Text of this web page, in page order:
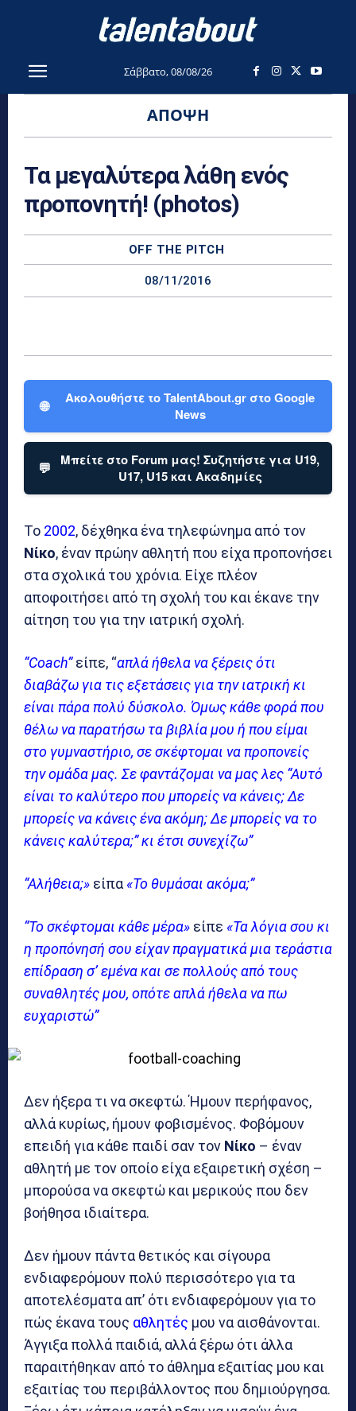
Σάββατο, 08/08/26
ΆΠΟΨΗ
Τα μεγαλύτερα λάθη ενός
προπονητή! (photos)
OFF THE PITCH
08/11/2016
🌐
Ακολουθήστε το TalentAbout.gr στο Google
News
💬
Μπείτε στο Forum μας! Συζητήστε για U19,
U17, U15 και Ακαδημίες
Το 2002, δέχθηκα ένα τηλεφώνημα από τον
Νίκο, έναν πρώην αθλητή που είχα προπονήσει
στα σχολικά του χρόνια. Είχε πλέον
αποφοιτήσει από τη σχολή του και έκανε την
αίτηση του για την ιατρική σχολή.
“Coach”είπε, “απλά ήθελα να ξέρεις ότι
διαβάζω για τις εξετάσεις για την ιατρική κι
είναι πάρα πολύ δύσκολο. Όμως κάθε φορά που
θέλω να παρατήσω τα βιβλία μου ή που είμαι
στο γυμναστήριο, σε σκέφτομαι να προπονείς
την ομάδα μας. Σε φαντάζομαι να μας λες “Αυτό
είναι το καλύτερο που μπορείς να κάνεις; Δε
μπορείς να κάνεις ένα ακόμη; Δε μπορείς να το
κάνεις καλύτερα;” κι έτσι συνεχίζω”
“Αλήθεια;» είπα«Το θυμάσαι ακόμα;”
“Το σκέφτομαι κάθε μέρα» είπε «Τα λόγια σου κι
η προπόνησή σου είχαν πραγματικά μια τεράστια
επίδραση σ’ εμένα και σε πολλούς από τους
συναθλητές μου, οπότε απλά ήθελα να πω
ευχαριστώ”
Δεν ήξερα τι να σκεφτώ. Ήμουν περήφανος,
αλλά κυρίως, ήμουν φοβισμένος. Φοβόμουν
επειδή για κάθε παιδί σαν τον Νίκο – έναν
αθλητή με τον οποίο είχα εξαιρετική σχέση –
μπορούσα να σκεφτώ και μερικούς που δεν
βοήθησα ιδιαίτερα.
Δεν ήμουν πάντα θετικός και σίγουρα
ενδιαφερόμουν πολύ περισσότερο για τα
αποτελέσματα απ’ ότι ενδιαφερόμουν για το
πώς έκανα τους αθλητές μου να αισθάνονται.
Άγγιξα πολλά παιδιά, αλλά ξέρω ότι άλλα
παραιτήθηκαν από το άθλημα εξαιτίας μου και
εξαιτίας του περιβάλλοντος που δημιούργησα.